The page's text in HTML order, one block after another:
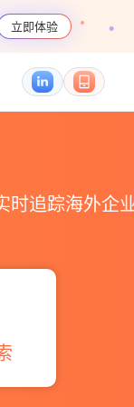
立即体验
时追踪海外企